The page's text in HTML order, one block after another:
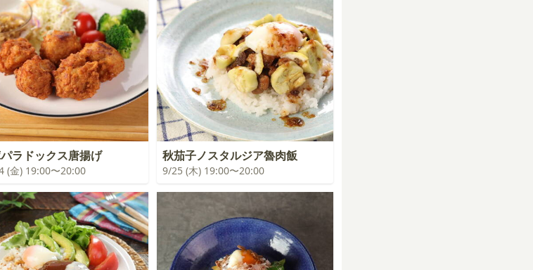
ラドックス唐揚げ
(金) 19:00〜20:00
秋茄子ノスタルジア魯肉飯
9/25 (木) 19:00〜20:00